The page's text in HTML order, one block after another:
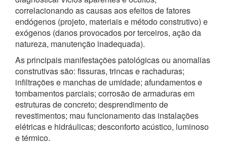
correlacionando as causas aos efeitos de fatores
endógenos (projeto, materiais e método construtivo) e
exógenos (danos provocados por terceiros, ação da
natureza, manutenção inadequada).
As principais manifestações patológicas ou anomalias
construtivas são: fissuras, trincas e rachaduras;
infiltrações e manchas de umidade; afundamentos e
tombamentos parciais; corrosão de armaduras em
estruturas de concreto; desprendimento de
revestimentos; mau funcionamento das instalações
elétricas e hidráulicas; desconforto acústico, luminoso
e térmico.